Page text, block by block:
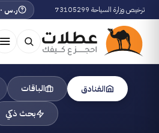
ترخيص وزارة السياحة 73105299 ر.س · SAR
الفنادق الباقات
بحث ذكي